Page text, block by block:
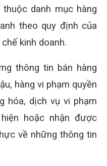
danh mục hàng
theo quy định của
kinh doanh.
thông tin bán hàng
hàng vi phạm quyền
hóa, dịch vụ vi phạm
hoặc nhận được
về những thông tin